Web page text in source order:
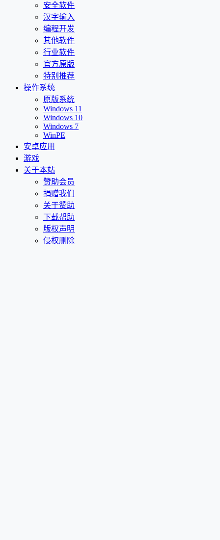
安全软件
汉字输入
编程开发
其他软件
行业软件
官方原版
特别推荐
操作系统
原版系统
Windows 11
Windows 10
Windows 7
WinPE
安卓应用
游戏
关于本站
赞助会员
捐赠我们
关于赞助
下载帮助
版权声明
侵权删除